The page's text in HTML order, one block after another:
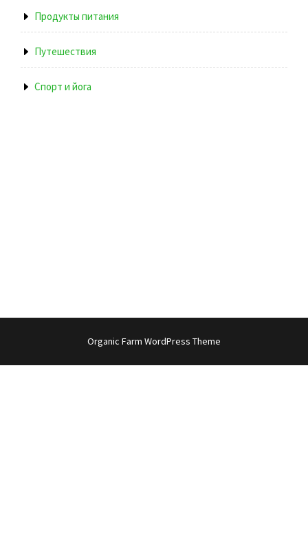
Продукты питания
Путешествия
Спорт и йога
Organic Farm WordPress Theme